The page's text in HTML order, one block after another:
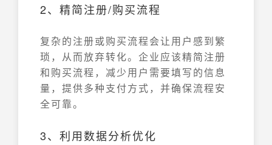
2、精简注册/购买流程
复杂的注册或购买流程会让用户感到繁
琐，从而放弃转化。企业应该精简注册
和购买流程，减少用户需要填写的信息
量，提供多种支付方式，并确保流程安
全可靠。
3、利用数据分析优化